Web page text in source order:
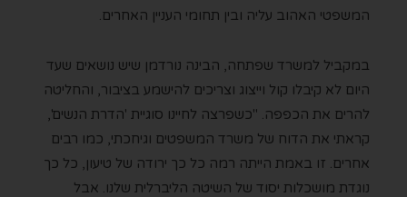
המשפטי האהוב עליה ובין תחומי העניין האחרים.
במקביל למשרד שפתחה, הבינה נורדמן שיש נושאים שעד
היום לא קיבלו קול וייצוג וצריכים להישמע בציבור, והחליטה
להרים את הכפפה. "כשפרצה לחיינו סוגיית 'הדרת הנשים',
קראתי את הדוח של משרד המשפטים וגיחכתי, כמו רבים
אחרים. זו באמת הייתה רמה כל כך ירודה של טיעון, כל כך
נוגדת מושכלות יסוד של השיטה הליברלית שלנו. אבל